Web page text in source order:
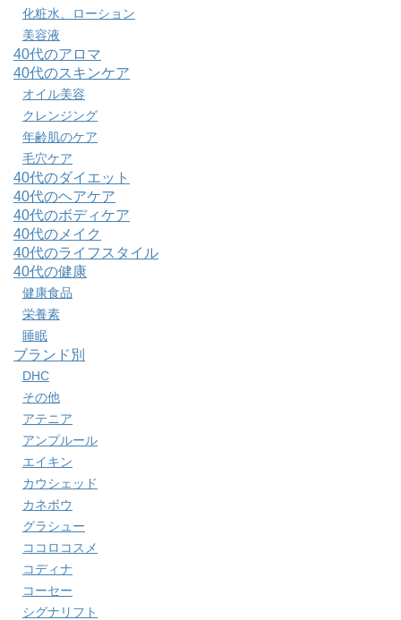
化粧水、ローション
美容液
40代のアロマ
40代のスキンケア
オイル美容
クレンジング
年齢肌のケア
毛穴ケア
40代のダイエット
40代のヘアケア
40代のボディケア
40代のメイク
40代のライフスタイル
40代の健康
健康食品
栄養素
睡眠
ブランド別
DHC
その他
アテニア
アンプルール
エイキン
カウシェッド
カネボウ
グラシュー
ココロコスメ
コディナ
コーセー
シグナリフト